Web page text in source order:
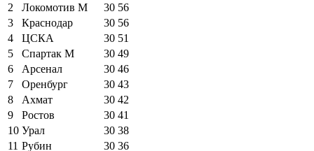
2
Локомотив М 30 56
3
Краснодар 30 56
4
ЦСКА 30 51
5
Спартак М 30 49
6
Арсенал 30 46
7
Оренбург 30 43
8
Ахмат 30 42
9
Ростов 30 41
10 Урал 30 38
11 Рубин 30 36